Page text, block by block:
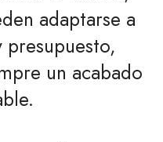
adaptarse a
un acabado